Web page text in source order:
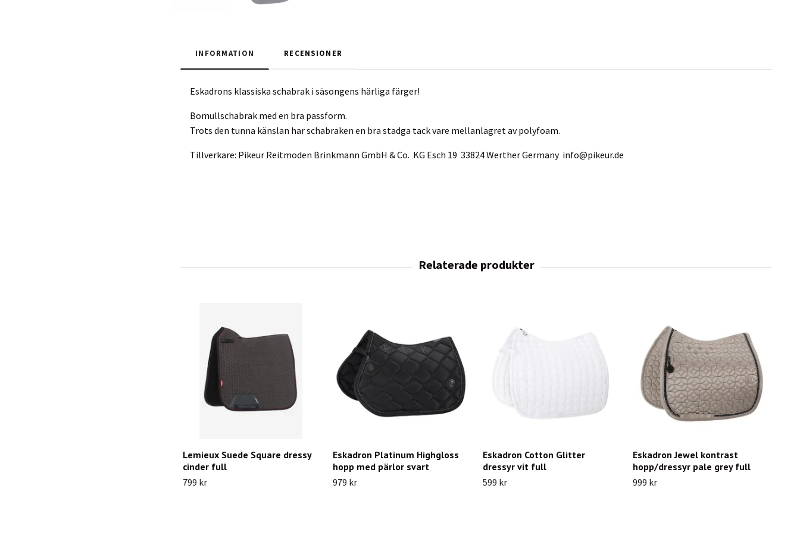
INFORMATION RECENSIONER
Eskadrons klassiska schabrak i säsongens härliga färger!
Bomullschabrak med en bra passform.
Trots den tunna känslan har schabraken en bra stadga tack vare mellanlagret av polyfoam.
Tillverkare: Pikeur Reitmoden Brinkmann GmbH & Co. KG Esch 19 33824 Werther Germany info@pikeur.de
Lemieux Suede Square dressy
cinder full
799 kr
Eskadron Platinum Highgloss
hopp med pärlor svart
979 kr
Eskadron Cotton Glitter
dressyr vit full
599 kr
Eskadron Jewel kontrast
hopp/dressyr pale grey full
999 kr